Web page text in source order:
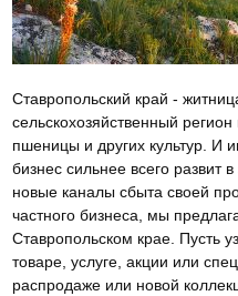
Ставропольский край -
сельскохозяйственный
пшеницы и других культур. И
бизнес сильнее всего развит
новые каналы сбыта своей
частного бизнеса, мы
Ставропольском крае. Пусть
товаре, услуге, акции или
распродаже или новой